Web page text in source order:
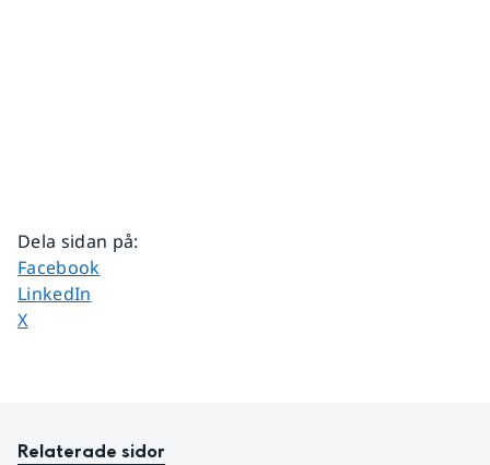
Dela sidan på:
Dela sidan på
Facebook
Dela sidan på
LinkedIn
Dela sidan på
X
Relaterade sidor